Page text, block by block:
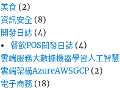
美食 (2)
資訊安全 (8)
開發日誌 (4)
餐飲POS開發日誌 (4)
雲端服務大數據機器學習人工智慧
雲端架構AzureAWSGCP (2)
電子商務 (18)